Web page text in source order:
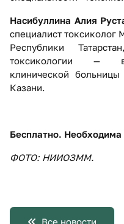
Насибуллина Алия
специалист токсиколог
Республики
токсикологии —
клинической
Казани.
Бесплатно. Необходима
ФОТО: НИИОЗММ.
Все новости